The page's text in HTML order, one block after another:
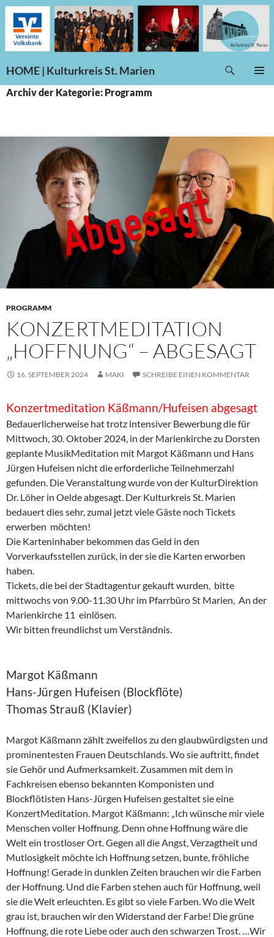
HOME | Kulturkreis St. Marien
INHALT
Archiv der Kategorie: Programm
PROGRAMM
KONZERTMEDITATION
„HOFFNUNG“ – ABGESAGT
16. SEPTEMBER 2024 MAKI SCHREIBE EINEN KOMMENTAR
Konzertmeditation Käßmann/Hufeisen abgesagt
Bedauerlicherweise hat trotz intensiver Bewerbung die für
Mittwoch, 30. Oktober 2024, in der Marienkirche zu Dorsten
geplante MusikMeditation mit Margot Käßmann und Hans
Jürgen Hufeisen nicht die erforderliche Teilnehmerzahl
gefunden. Die Veranstaltung wurde von der KulturDirektion
Dr. Löher in Oelde abgesagt. Der Kulturkreis St. Marien
bedauert dies sehr, zumal jetzt viele Gäste noch Tickets
erwerben möchten!
Die Karteninhaber bekommen das Geld in den
Vorverkaufsstellen zurück, in der sie die Karten erworben
haben.
Tickets, die bei der Stadtagentur gekauft wurden, bitte
mittwochs von 9.00-11.30 Uhr im Pfarrbüro St Marien, An der
Marienkirche 11 einlösen.
Wir bitten freundlichst um Verständnis.
Margot Käßmann
Hans-Jürgen Hufeisen (Blockflöte)
Thomas Strauß (Klavier)
Margot Käßmann zählt zweifellos zu den glaubwürdigsten und
prominentesten Frauen Deutschlands. Wo sie auftritt, findet
sie Gehör und Aufmerksamkeit. Zusammen mit dem in
Fachkreisen ebenso bekannten Komponisten und
Blockflötisten Hans-Jürgen Hufeisen gestaltet sie eine
KonzertMeditation. Margot Käßmann: „Ich wünsche mir viele
Menschen voller Hoffnung. Denn ohne Hoffnung wäre die
Welt ein trostloser Ort. Gegen all die Angst, Verzagtheit und
Mutlosigkeit möchte ich Hoffnung setzen, bunte, fröhliche
Hoffnung! Gerade in dunklen Zeiten brauchen wir die Farben
der Hoffnung. Und die Farben stehen auch für Hoffnung, weil
sie die Welt erleuchten. Es gibt so viele Farben. Wo die Welt
grau ist, brauchen wir den Widerstand der Farbe! Die grüne
Hoffnung, die rote Liebe oder auch den schwarzen Trost. …Wir